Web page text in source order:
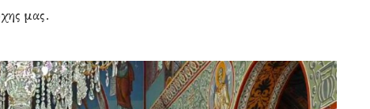
μας.